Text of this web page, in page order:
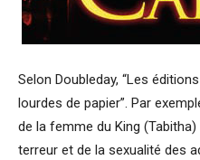
Selon Doubleday, “Les
lourdes de papier”. Par
de la femme du King
terreur et de la sexualité des